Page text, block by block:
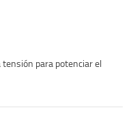
tensión para potenciar el